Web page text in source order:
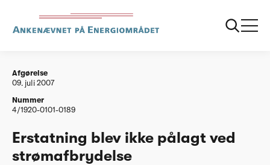
Afgørelser
20070709 Erstatning blev ikke paalagt ved
stroemafbrydelse kopi 1
Afgørelse
09. juli 2007
Nummer
4/1920-0101-0189
Erstatning blev ikke pålagt ved
strømafbrydelse